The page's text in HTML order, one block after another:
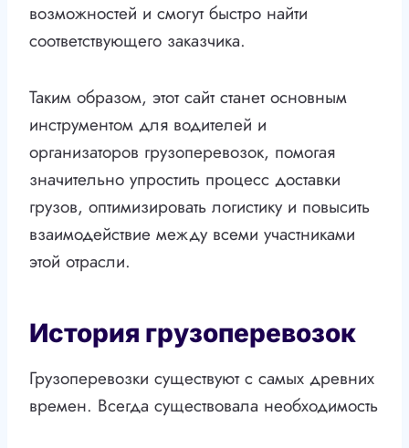
возможностей и смогут быстро найти
соответствующего заказчика.
Таким образом, этот сайт станет основным
инструментом для водителей и
организаторов грузоперевозок, помогая
значительно упростить процесс доставки
грузов, оптимизировать логистику и повысить
взаимодействие между всеми участниками
этой отрасли.
История грузоперевозок
Грузоперевозки существуют с самых древних
времен. Всегда существовала необходимость